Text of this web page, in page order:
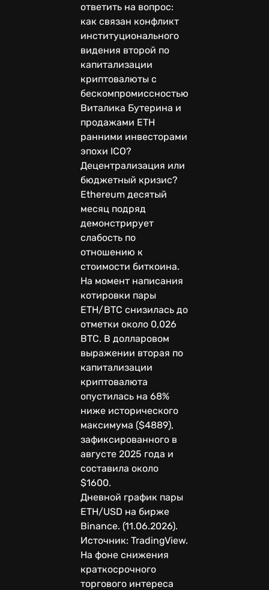
ответить на вопрос:
как связан конфликт
институционального
видения второй по
капитализации
криптовалюты с
бескомпромиссностью
Виталика Бутерина и
продажами ETH
ранними инвесторами
эпохи ICO?
Децентрализация или
бюджетный кризис?
Ethereum десятый
месяц подряд
демонстрирует
слабость по
отношению к
стоимости биткоина.
На момент написания
котировки пары
ETH/BTC снизилась до
отметки около 0,026
BTC. В долларовом
выражении вторая по
капитализации
криптовалюта
опустилась на 68%
ниже исторического
максимума ($4889),
зафиксированного в
августе 2025 года и
составила около
$1600.
Дневной график пары
ETH/USD на бирже
Binance. (11.06.2026).
Источник: TradingView.
На фоне снижения
краткосрочного
торгового интереса